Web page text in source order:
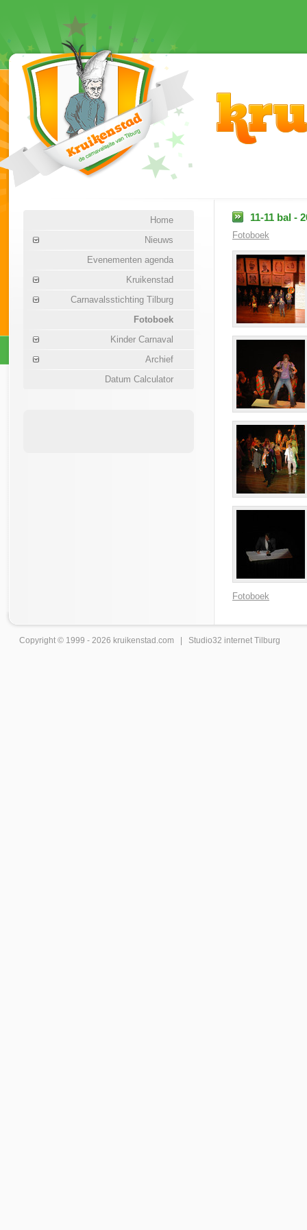
Home
Nieuws
Evenementen agenda
Kruikenstad
Carnavalsstichting Tilburg
Fotoboek
Kinder Carnaval
Archief
Datum Calculator
11-11 bal -
Fotoboek
Fotoboek
Copyright © 1999 - 2026 kruikenstad .com | Studio32 internet Tilburg